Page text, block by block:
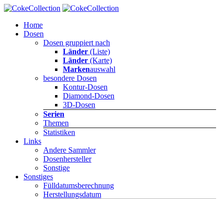
Home
Dosen
Dosen gruppiert nach
Länder (Liste)
Länder (Karte)
Markenauswahl
besondere Dosen
Kontur-Dosen
Diamond-Dosen
3D-Dosen
Serien
Themen
Statistiken
Links
Andere Sammler
Dosenhersteller
Sonstige
Sonstiges
Fülldatumsberechnung
Herstellungsdatum